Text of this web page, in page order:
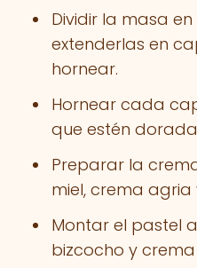
Dividir la masa
extenderlas en
hornear.
Hornear cada
que estén
Preparar la
miel, crema agria
Montar el pastel
bizcocho y crema